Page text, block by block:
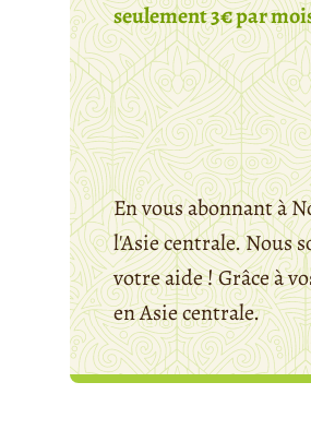
seulement 3€ par
En vous abonnant à
l'Asie centrale. Nous
votre aide ! Grâce à
en Asie centrale.